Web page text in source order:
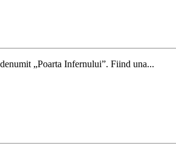
„Poarta Infernului”. Fiind una...